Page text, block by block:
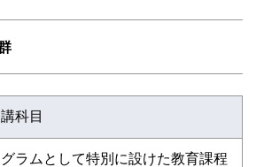
プロセス科目
通専門科目
専門科目
理工学系
次専門科目
院，物質理工学院，環境・社会
教養科目
科目
科目
ラムとして特別に設けた教育課程